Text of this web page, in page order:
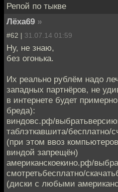
Репой по тыкве
Лёха69 »
#62 | 31.07.14 01:59
Ну, не знаю,
без огонька.
Их реально рублём надо
западных партнёров, не
в интернете будет
бреда):
виндовс.рф/
таблэткавшита/бесплатно/
(при этом ввоз
виндой запрещён)
американскоекино.рф/
смотретьбесплатно/
(диски с любыми